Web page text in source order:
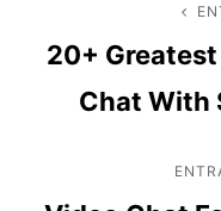
de
20+ Greatest
Chat With